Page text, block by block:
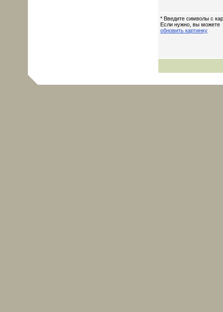
* Введите символы с
Если нужно, вы можете
обновить картинку